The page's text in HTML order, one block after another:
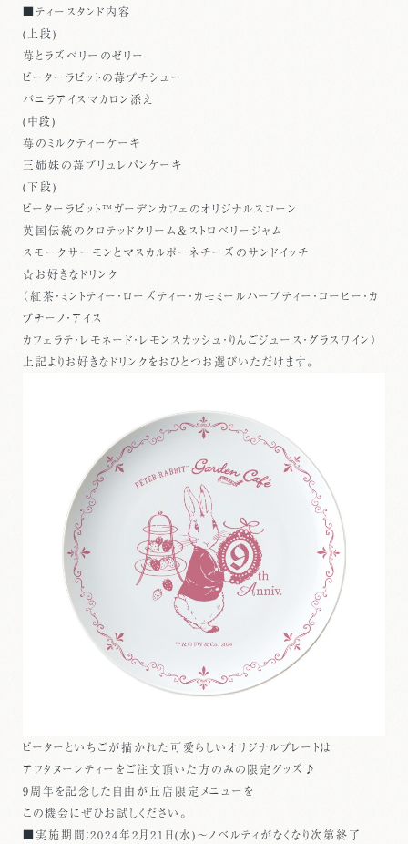
■ティースタンド内容
(上段)
苺とラズベリーのゼリー
ピーターラビットの苺プチシュー
バニラアイスマカロン添え
(中段)
苺のミルクティーケーキ
三姉妹の苺ブリュレパンケーキ
(下段)
ピーターラビット™ガーデンカフェのオリジナルスコーン
英国伝統のクロテッドクリーム＆ストロベリージャム
スモークサーモンとマスカルポーネチーズのサンドイッチ
☆お好きなドリンク
（紅茶・ミントティー・ローズティー・カモミールハーブティー・コーヒー・カ
プチーノ・アイス
カフェラテ・レモネード・レモンスカッシュ・りんごジュース・グラスワイン）
上記よりお好きなドリンクをおひとつお選びいただけます。
ピーターといちごが描かれた可愛らしいオリジナルプレートは
アフタヌーンティーをご注文頂いた方のみの限定グッズ♪
9周年を記念した自由が丘店限定メニューを
この機会にぜひお試しください。
■実施期間：2024年2月21日(水)～ノベルティがなくなり次第終了